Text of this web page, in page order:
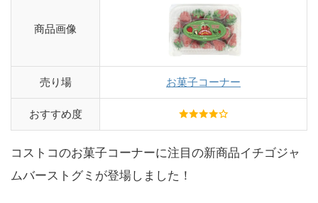
商品画像
売り場 お菓子コーナー
おすすめ度
コストコのお菓子コーナーに注目の新商品イチゴジャ
ムバーストグミが登場しました！